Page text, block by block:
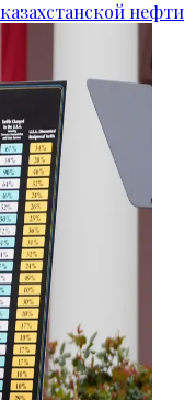
нефти